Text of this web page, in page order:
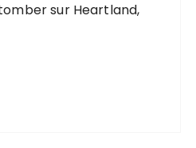
sur Heartland,